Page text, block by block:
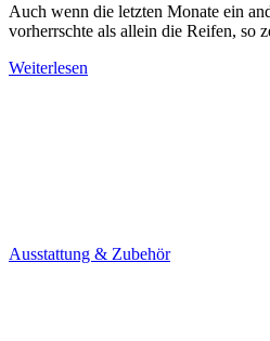
Auch wenn die letzten Monate ein
vorherrschte als allein die Reifen, so
Weiterlesen
Ausstattung & Zubehör